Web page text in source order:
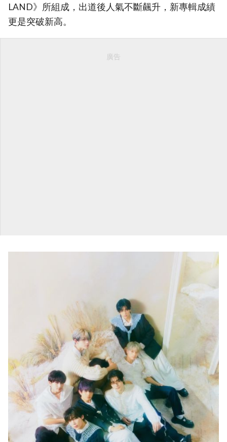
LAND》所組成，出道後人氣不斷飆升，新專輯成績
更是突破新高。
廣告